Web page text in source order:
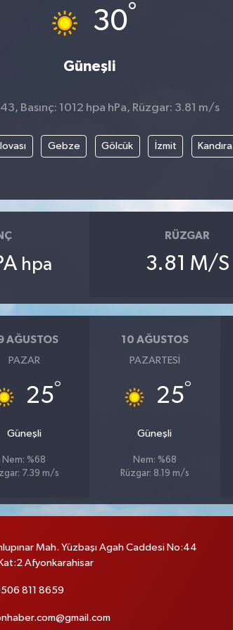
30°
Güneşli
Basınç: 1012 hpa hPa, Rüzgar: 3.81 m/s
Gebze Gölcük İzmit Kandıra
hpa
RÜZGAR
3.81 M/S
AĞUSTOS
PAZAR
25°
Güneşli
Nem: %68
7.39 m/s
10 AĞUSTOS
PAZARTESI
25°
Güneşli
Nem: %68
Rüzgar: 8.19 m/s
Mah. Yüzbaşı Agah Caddesi No:44
Afyonkarahisar
811 8659